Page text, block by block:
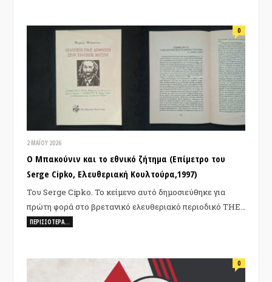
2 ΜΑΪ́ΟΥ 2026
0
Ο Μπακούνιν και το εθνικό ζήτημα (Επίμετρο του
Serge Cipko, Ελευθεριακή Κουλτούρα,1997)
Του Serge Cipko. Το κείμενο αυτό δημοσιεύθηκε για
πρώτη φορά στο βρετανικό ελευθεριακό περιοδικό THE…
ΠΕΡΙΣΣΌΤΕΡΑ…
0